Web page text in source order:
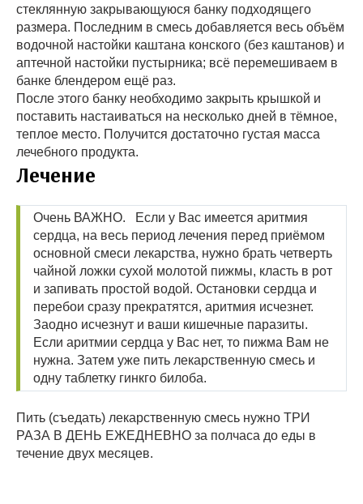
стеклянную закрывающуюся банку подходящего
размера. Последним в смесь добавляется весь объём
водочной настойки каштана конского (без каштанов) и
аптечной настойки пустырника; всё перемешиваем в
банке блендером ещё раз.
После этого банку необходимо закрыть крышкой и
поставить настаиваться на несколько дней в тёмное,
теплое место. Получится достаточно густая масса
лечебного продукта.
Лечение
Очень ВАЖНО. Если у Вас имеется аритмия
сердца, на весь период лечения перед приёмом
основной смеси лекарства, нужно брать четверть
чайной ложки сухой молотой пижмы, класть в рот
и запивать простой водой. Остановки сердца и
перебои сразу прекратятся, аритмия исчезнет.
Заодно исчезнут и ваши кишечные паразиты.
Если аритмии сердца у Вас нет, то пижма Вам не
нужна. Затем уже пить лекарственную смесь и
одну таблетку гинкго билоба.
Пить (съедать) лекарственную смесь нужно ТРИ
РАЗА В ДЕНЬ ЕЖЕДНЕВНО за полчаса до еды в
течение двух месяцев.